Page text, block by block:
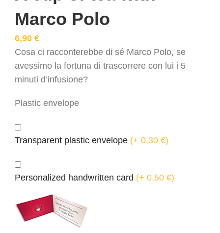
Marco Polo
6,90 €
Cosa ci racconterebbe di sé Marco Polo, se
avessimo la fortuna di trascorrere con lui i 5
minuti d’infusione?
Plastic envelope
Transparent plastic envelope (+ 0,30 €)
Personalized handwritten card (+ 0,50 €)